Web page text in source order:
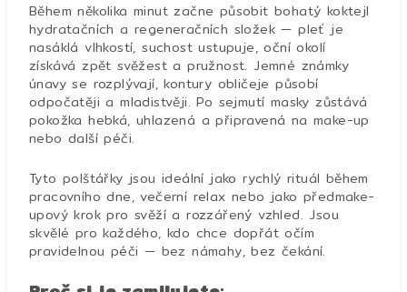
Během několika minut začne působit bohatý koktejl
hydratačních a regeneračních složek — pleť je
nasáklá vlhkostí, suchost ustupuje, oční okolí
získává zpět svěžest a pružnost. Jemné známky
únavy se rozplývají, kontury obličeje působí
odpočatěji a mladistvěji. Po sejmutí masky zůstává
pokožka hebká, uhlazená a připravená na make-up
nebo další péči.
Tyto polštářky jsou ideální jako rychlý rituál během
pracovního dne, večerní relax nebo jako předmake-
upový krok pro svěží a rozzářený vzhled. Jsou
skvělé pro každého, kdo chce dopřát očím
pravidelnou péči — bez námahy, bez čekání.